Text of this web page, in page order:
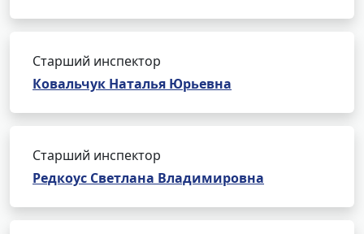
Старший инспектор
Ковальчук Наталья Юрьевна
Старший инспектор
Редкоус Светлана Владимировна